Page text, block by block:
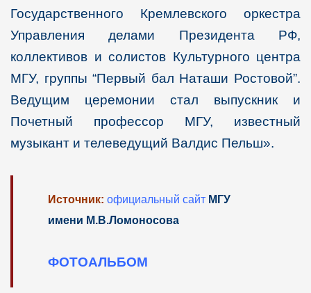
Государственного Кремлевского оркестра
Управления делами Президента РФ,
коллективов и солистов Культурного центра
МГУ, группы “Первый бал Наташи Ростовой”.
Ведущим церемонии стал выпускник и
Почетный профессор МГУ, известный
музыкант и телеведущий Валдис Пельш».
Источник: официальный сайт МГУ
имени М.В.Ломоносова
ФОТОАЛЬБОМ